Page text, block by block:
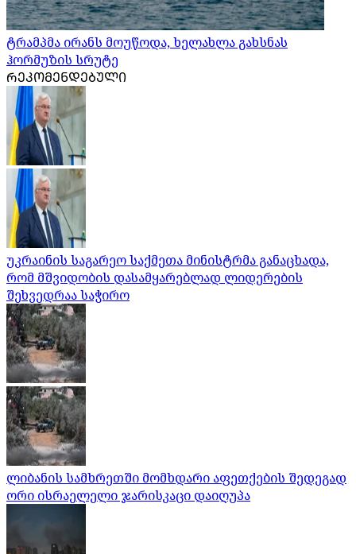
ტრამპმა ირანს მოუწოდა, ხელახლა გახსნას
ჰორმუზის სრუტე
ᲠᲔᲙᲝᲛᲔᲜᲓᲔᲑᲣᲚᲘ
უკრაინის საგარეო საქმეთა მინისტრმა განაცხადა,
რომ მშვიდობის დასამყარებლად ლიდერების
შეხვედრაა საჭირო
ლიბანის სამხრეთში მომხდარი აფეთქების შედეგად
ორი ისრაელელი ჯარისკაცი დაიღუპა